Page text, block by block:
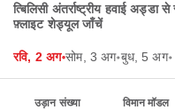
त्बिलिसी अंतर्राष्ट्रीय हवाई अड्डा
फ़्लाइट शेड्यूल जाँचें
रवि, 2 अग॰सोम, 3 अग॰बुध, 5 अग॰
उड़ान संख्या विमान मॉडल